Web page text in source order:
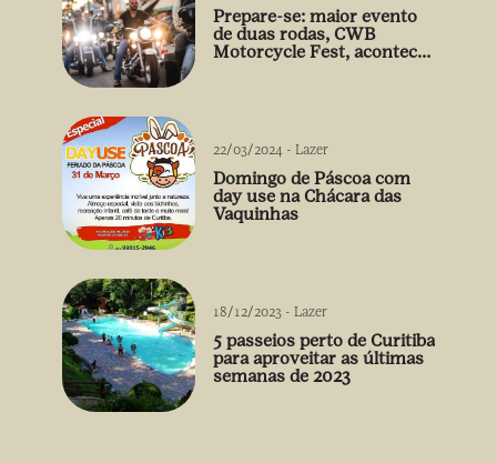
Prepare-se: maior evento
de duas rodas, CWB
Motorcycle Fest, acontece
22/03/2024 - Lazer
Domingo de Páscoa com
day use na Chácara das
Vaquinhas
18/12/2023 - Lazer
5 passeios perto de Curitiba
para aproveitar as últimas
semanas de 2023